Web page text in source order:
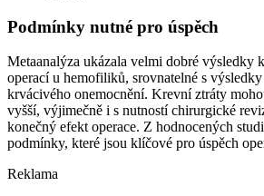
Podmínky nutné pro úspěch
Metaanalýza ukázala velmi dobré výsledky
operací u hemofiliků, srovnatelné s
krvácivého onemocnění. Krevní ztráty
vyšší, výjimečně i s nutností chirurgické
konečný efekt operace. Z hodnocených
podmínky, které jsou klíčové pro úspěch
Reklama